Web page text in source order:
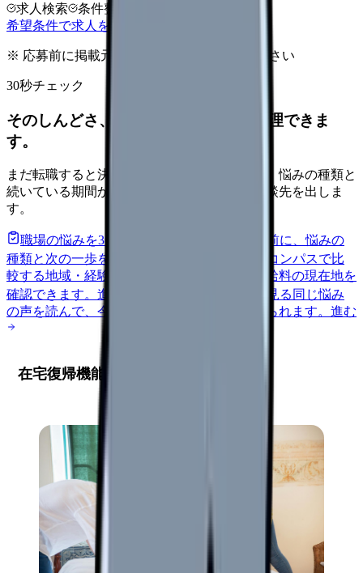
求人検索 条件整理
希望条件で求人を探す
※ 応募前に掲載元の最新情報を確認してください
30秒チェック
そのしんどさ、転職すべきサインか整理できま
す。
まだ転職すると決めていなくても大丈夫です。悩みの種類と
続いている期間から、次に見るべき記事と相談先を出しま
す。
職場の悩みを30秒で診断
辞めるべきか迷う前に、悩みの
種類と次の一歩を整理します。
給料コンパスで比
較する地域・経験年数・施設形態から、今の給料の現在地を
確認できます。 進む 匿名掲示板で本音を見る 同じ悩み
の声を読んで、今の職場だけの問題か確かめられます。 進む
在宅復帰機能強化の現状分析